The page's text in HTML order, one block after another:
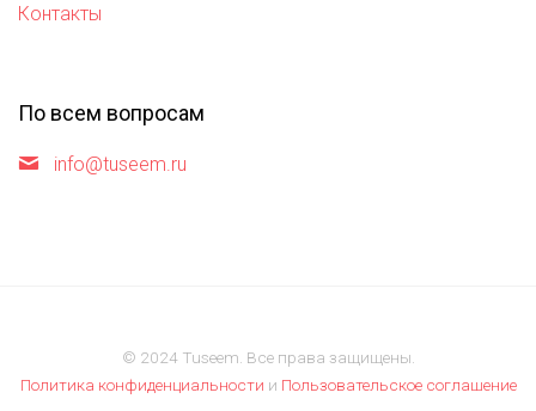
Контакты
По всем вопросам
info@tuseem.ru
© 2024 Tuseem. Все права защищены.
Политика конфиденциальности и Пользовательское соглашение